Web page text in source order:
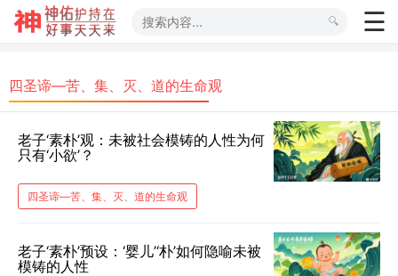
​四圣谛​—苦、集、灭、道的生命观
老子‘素朴’观：未被社会模铸的人性为何
只有‘小欲’？
​四圣谛​—苦、集、灭、道的生命观
老子‘素朴’预设：‘婴儿’‘朴’如何隐喻未被
模铸的人性